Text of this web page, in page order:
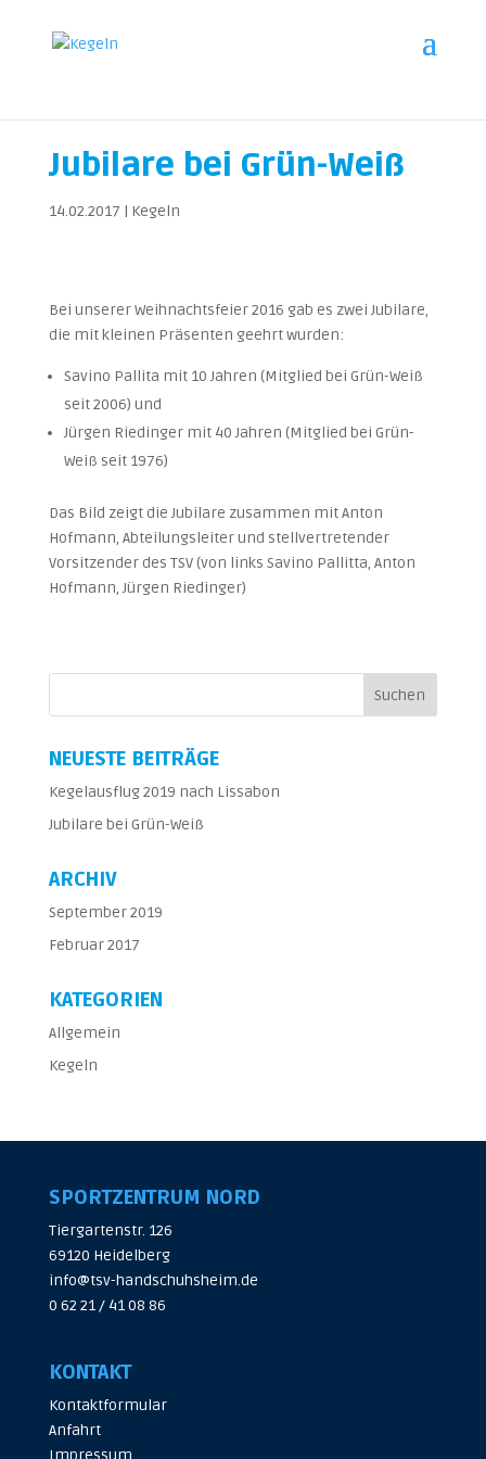
Jubilare bei Grün-Weiß
14.02.2017 | Kegeln
Bei unserer Weihnachtsfeier 2016 gab es zwei Jubilare,
die mit kleinen Präsenten geehrt wurden:
Savino Pallita mit 10 Jahren (Mitglied bei Grün-Weiß
seit 2006) und
Jürgen Riedinger mit 40 Jahren (Mitglied bei Grün-
Weiß seit 1976)
Das Bild zeigt die Jubilare zusammen mit Anton
Hofmann, Abteilungsleiter und stellvertretender
Vorsitzender des TSV (von links Savino Pallitta, Anton
Hofmann, Jürgen Riedinger)
NEUESTE BEITRÄGE
Kegelausflug 2019 nach Lissabon
Jubilare bei Grün-Weiß
ARCHIV
September 2019
Februar 2017
KATEGORIEN
Allgemein
Kegeln
SPORTZENTRUM NORD
Tiergartenstr. 126
69120 Heidelberg
info@tsv-handschuhsheim.de
0 62 21 / 41 08 86
KONTAKT
Kontaktformular
Anfahrt